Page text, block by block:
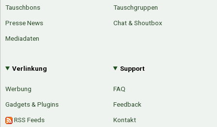
Tauschbons
Presse News
Mediadaten
Tauschgruppen
Chat & Shoutbox
Verlinkung
Werbung
Gadgets & Plugins
RSS Feeds
Support
FAQ
Feedback
Kontakt